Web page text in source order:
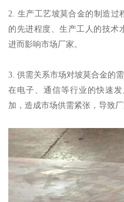
2. 生产工艺坡莫合金的制造过
的先进程度、生产工人的技术
进而影响市场厂家。
3. 供需关系市场对坡莫合金的
在电子、通信等行业的快速
加，造成市场供需紧张，导致厂